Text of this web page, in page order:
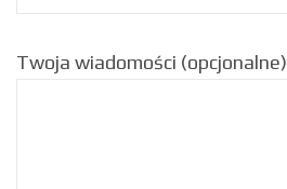
Twoja wiadomości (opcjonalne)